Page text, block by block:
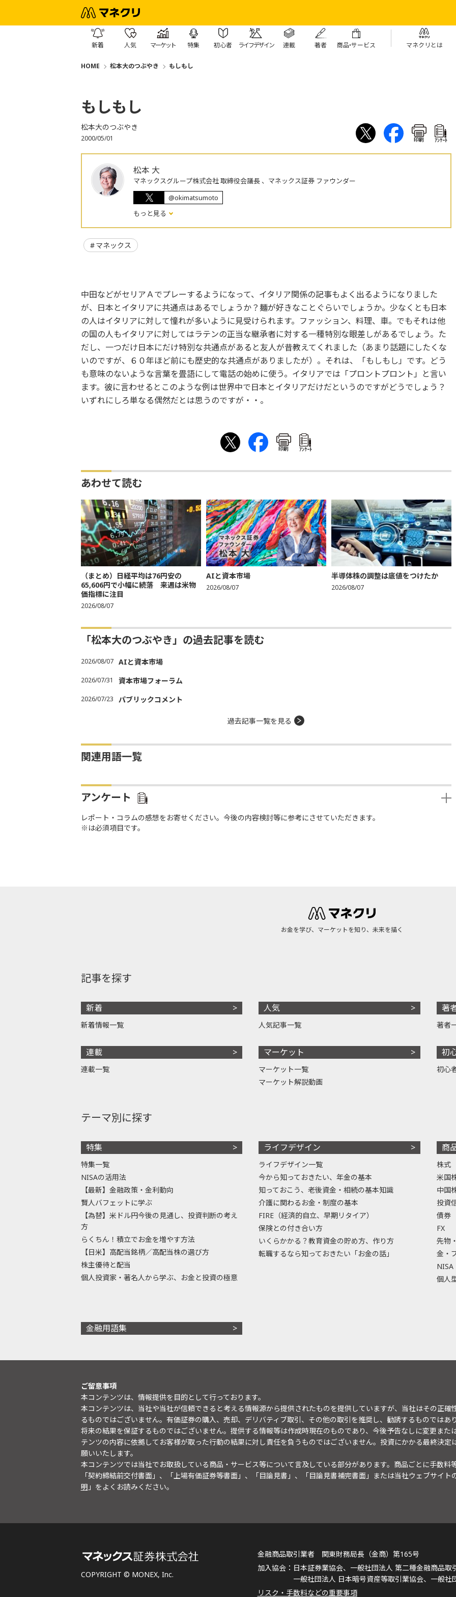
新着 人気 マーケット 特集 初心者 ライフデザイン 連載 著者 商品・サービス マネクリとは
HOME 松本大のつぶやき もしもし
もしもし
松本大のつぶやき
2000/05/01 印刷 ｱﾝｹｰﾄ
松本 大
マネックスグループ株式会社 取締役会議長 、マネックス証券 ファウンダー
@okimatsumoto
もっと見る
マネックス
中田などがセリアＡでプレーするようになって、イタリア関係の記事もよく出るようになりました
が、日本とイタリアに共通点はあるでしょうか？麺が好きなことぐらいでしょうか。少なくとも日本
の人はイタリアに対して憧れが多いように見受けられます。ファッション、料理、車。でもそれは他
の国の人もイタリアに対してはラテンの正当な継承者に対する一種特別な眼差しがあるでしょう。た
だし、一つだけ日本にだけ特別な共通点があると友人が昔教えてくれました（あまり話題にしたくな
いのですが、６０年ほど前にも歴史的な共通点がありましたが）。それは、「もしもし」です。どう
も意味のないような言葉を畳語にして電話の始めに使う。イタリアでは「プロントプロント」と言い
ます。彼に言わせるとこのような例は世界中で日本とイタリアだけだというのですがどうでしょう？
いずれにしろ単なる偶然だとは思うのですが・・。
印刷 ｱﾝｹｰﾄ
あわせて読む
（まとめ）日経平均は76円安の
65,606円で小幅に続落 来週は米物
価指標に注目
2026/08/07
AIと資本市場
2026/08/07
半導体株の調整は底値をつけたか
2026/08/07
「松本大のつぶやき」の過去記事を読む
2026/08/07 AIと資本市場
2026/07/31 資本市場フォーラム
2026/07/23 パブリックコメント
過去記事一覧を見る
関連用語一覧
アンケート
レポート・コラムの感想をお寄せください。今後の内容検討等に参考にさせていただきます。
※は必須項目です。
お金を学び、マーケットを知り、未来を描く
記事を探す
新着
新着情報一覧
連載
連載一覧
人気
人気記事一覧
マーケット
マーケット一覧
マーケット解説動画
著
著者
初
初心
テーマ別に探す
特集
特集一覧
NISAの活用法
【最新】金融政策・金利動向
賢人バフェットに学ぶ
【為替】米ドル円今後の見通し、投資判断の考え
方
らくちん！積立でお金を増やす方法
【日米】高配当銘柄／高配当株の選び方
株主優待と配当
個人投資家・著名人から学ぶ、お金と投資の極意
ライフデザイン
ライフデザイン一覧
今から知っておきたい、年金の基本
知っておこう、老後資金・相続の基本知識
介護に関わるお金・制度の基本
FIRE（経済的自立、早期リタイア）
保険との付き合い方
いくらかかる？教育資金の貯め方、作り方
転職するなら知っておきたい「お金の話」
商
株式
米国
中国
投資
債券
FX
先物
金・
NISA
個人
金融用語集
ご留意事項
本コンテンツは、情報提供を目的として行っております。
本コンテンツは、当社や当社が信頼できると考える情報源から提供されたものを提供していますが、当社はその正
るものではございません。有価証券の購入、売却、デリバティブ取引、その他の取引を推奨し、勧誘するものではあ
将来の結果を保証するものではございません。提供する情報等は作成時現在のものであり、今後予告なしに変更また
テンツの内容に依拠してお客様が取った行動の結果に対し責任を負うものではございません。投資にかかる最終決
願いいたします。
本コンテンツでは当社でお取扱している商品・サービス等について言及している部分があります。商品ごとに手数料
「契約締結前交付書面」、「上場有価証券等書面」、「目論見書」、「目論見書補完書面」または当社ウェブサイト
明 」をよくお読みください。
COPYRIGHT © MONEX, Inc.
金融商品取引業者 関東財務局長（金商）第165号
日本証券業協会、一般社団法人 第二種金融商品取
一般社団法人 日本暗号資産等取引業協会、一般社
リスク・手数料などの重要事項